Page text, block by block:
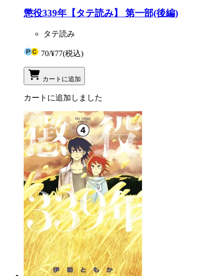
懲役339年【タテ読み】 第一部(後編)
タテ読み
70/¥77(税込)
カートに追加
カートに追加しました